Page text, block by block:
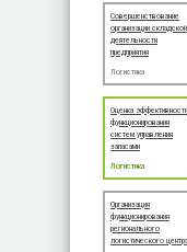
Совершенствование
организации складской
деятельности
предприятия
Логистика
Оценка эффективности
функционирования
систем управления
запасами
Логистика
Организация
функционирования
регионального
логистического центра